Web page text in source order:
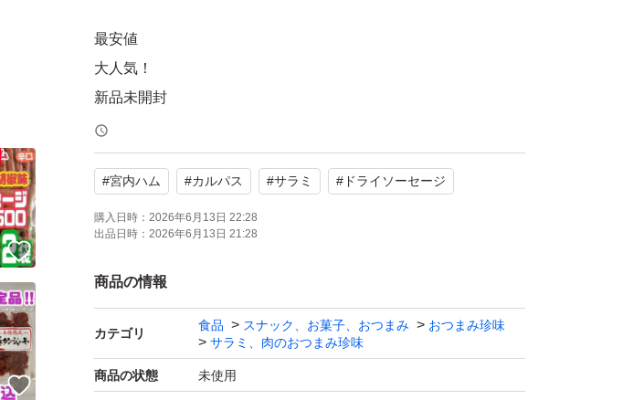
最安値
大人気！
新品未開封
おいしい山形 山形の味
頭付きドライソーセージ
カルパス
サラミ
消費量日本一の山形県
その山形県で昭和46年創業の老舗メーカーが製造。
ジューシーな味わいが特徴
素材の旨みを存分に引き立てるため
味付けは最小限！
#宮内ハム #カルパス #サラミ # ドライソーセージ
購入日時： 2026年6月13日 22:28
出品日時： 2026年6月13日 21:28
商品の情報
カテゴリ
食品 スナック、お菓子、おつまみ
おつまみ珍味
サラミ、肉のおつまみ珍味
商品の状態 未使用
いいね！
いいね！